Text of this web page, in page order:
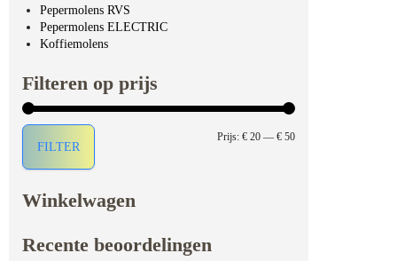
Pepermolens RVS
Pepermolens ELECTRIC
Koffiemolens
Filteren op prijs
Min. prijs
Max. prijs
FILTER
Prijs: € 20 — € 50
Winkelwagen
Recente beoordelingen